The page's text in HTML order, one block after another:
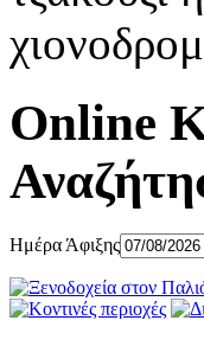
Online
Ημέρα Άφιξης